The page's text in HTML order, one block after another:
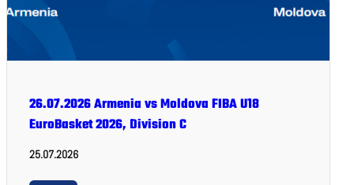
26.07.2026 Armenia vs Moldova FIBA U18
EuroBasket 2026, Division C
25.07.2026